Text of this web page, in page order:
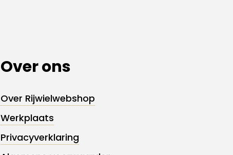
Over ons
Over Rijwielwebshop
Werkplaats
Privacyverklaring